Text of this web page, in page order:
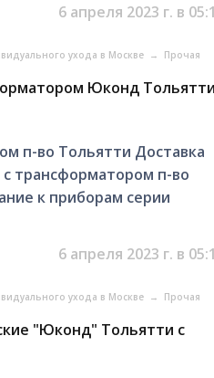
6 апреля 2023 г. в
ухода в Москве → Прочая
Юконд Тольятти
п-во Тольятти Доставка
трансформатором п-во
к приборам серии
6 апреля 2023 г. в
ухода в Москве → Прочая
"Юконд" Тольятти с